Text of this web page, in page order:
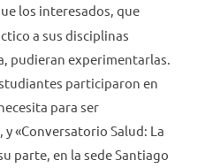
los interesados, que
a sus disciplinas
pudieran experimentarlas.
participaron en
para ser
«Conversatorio Salud: La
parte, en la sede Santiago